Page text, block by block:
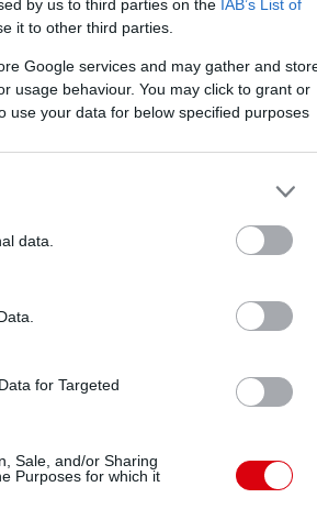
by us to third parties on the IAB’s List of
it to other third parties.
Google services and may gather and
usage behaviour. You may click to grant or
use your data for below specified purposes
data.
for Targeted
Sale, and/or Sharing
Purposes for which it
David Moyes
csupán három
negyedén
City az
a bajnokságot.
City, az viszont
gólt szerzünk,
Vezettünk 1-
megjósolni
mégis
egyetlen másik